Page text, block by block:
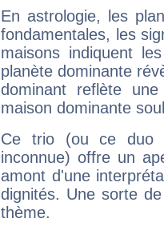
En astrologie, les
fondamentales, les
maisons indiquent
planète dominante
dominant reflète
maison dominante
Ce trio (ou ce duo
inconnue) offre un
amont d'une
dignités. Une sorte
thème.